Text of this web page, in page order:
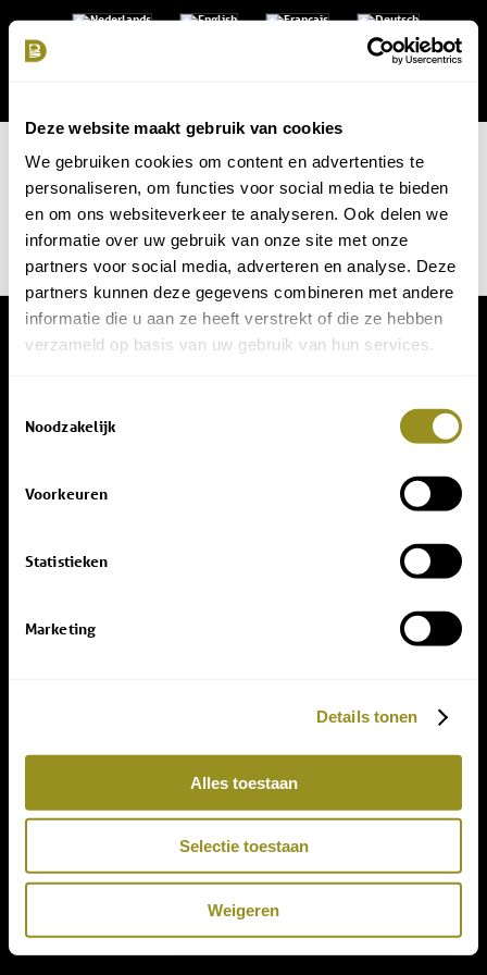
Deze website maakt gebruik van cookies
We gebruiken cookies om content en advertenties te
personaliseren, om functies voor social media te bieden
en om ons websiteverkeer te analyseren. Ook delen we
informatie over uw gebruik van onze site met onze
partners voor social media, adverteren en analyse. Deze
partners kunnen deze gegevens combineren met andere
informatie die u aan ze heeft verstrekt of die ze hebben
verzameld op basis van uw gebruik van hun services.
Noodzakelijk
Voorkeuren
Statistieken
Marketing
Details tonen
Alles toestaan
Selectie toestaan
Weigeren
© Copyright - Domaine de Bellac -Allaboutict